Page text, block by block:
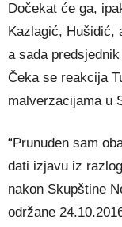
Dočekat će ga,
Kazlagić, Hušidić,
a sada
Čeka se reakcija
malverzacijama u
“Prunuđen sam
dati izjavu iz
nakon Skupštine
održane